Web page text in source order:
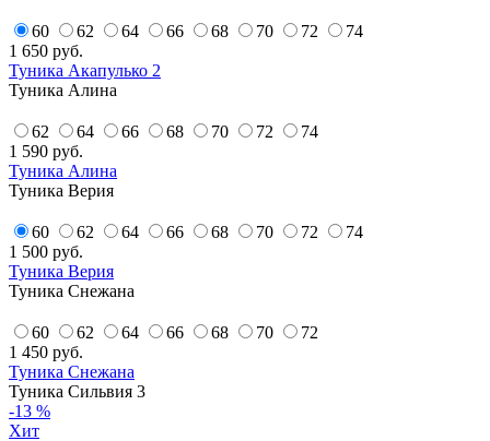
60 62 64 66 68 70 72
74
1 650 руб.
Туника Акапулько 2
Туника Алина
62 64 66 68 70 72
74
1 590 руб.
Туника Алина
Туника Верия
60 62 64 66 68 70 72
74
1 500 руб.
Туника Верия
Туника Снежана
60 62 64 66 68 70
72
1 450 руб.
Туника Снежана
Туника Сильвия 3
-13 %
Хит